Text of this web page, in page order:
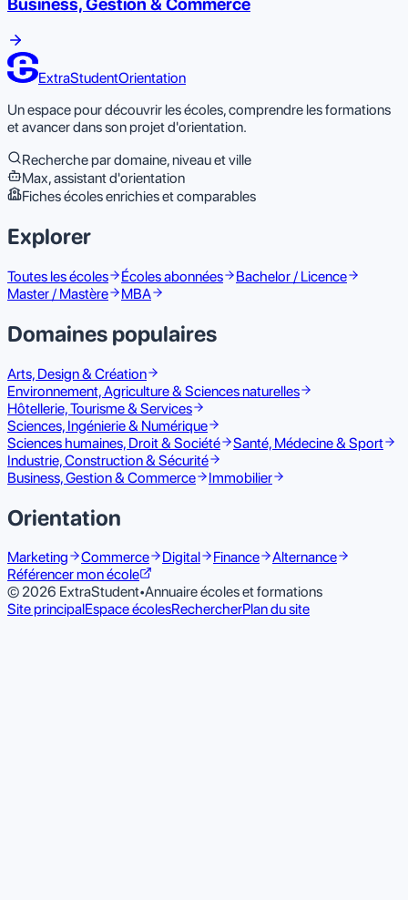
Business, Gestion & Commerce
ExtraStudentOrientation
Un espace pour découvrir les écoles, comprendre les formations
et avancer dans son projet d'orientation.
Recherche par domaine, niveau et ville
Max, assistant d'orientation
Fiches écoles enrichies et comparables
Explorer
Toutes les écoles Écoles abonnées
Bachelor / Licence
Master / Mastère
MBA
Domaines populaires
Arts, Design & Création
Environnement, Agriculture & Sciences naturelles
Hôtellerie, Tourisme & Services
Sciences, Ingénierie & Numérique
Sciences humaines, Droit & Société
Santé, Médecine & Sport
Industrie, Construction & Sécurité
Business, Gestion & Commerce
Immobilier
Orientation
Marketing Commerce Digital Finance
Alternance
Référencer mon école
© 2026 ExtraStudent•Annuaire écoles et formations
Site principalEspace écolesRechercherPlan du site